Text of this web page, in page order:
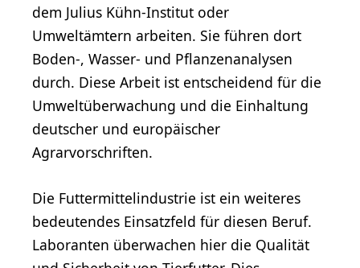
dem Julius Kühn-Institut oder
Umweltämtern arbeiten. Sie führen dort
Boden-, Wasser- und Pflanzenanalysen
durch. Diese Arbeit ist entscheidend für die
Umweltüberwachung und die Einhaltung
deutscher und europäischer
Agrarvorschriften.
Die Futtermittelindustrie ist ein weiteres
bedeutendes Einsatzfeld für diesen Beruf.
Laboranten überwachen hier die Qualität